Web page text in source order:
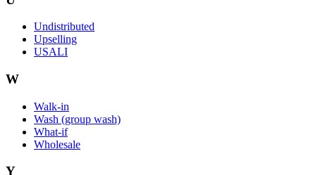
Undistributed
Upselling
USALI
W
Walk-in
Wash (group wash)
What-if
Wholesale
Y